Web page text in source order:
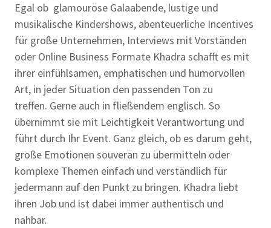
Egal ob glamouröse Galaabende, lustige und
musikalische Kindershows, abenteuerliche Incentives
für große Unternehmen, Interviews mit Vorständen
oder Online Business Formate Khadra schafft es mit
ihrer einfühlsamen, emphatischen und humorvollen
Art, in jeder Situation den passenden Ton zu
treffen. Gerne auch in fließendem englisch. So
übernimmt sie mit Leichtigkeit Verantwortung und
führt durch Ihr Event. Ganz gleich, ob es darum geht,
große Emotionen souverän zu übermitteln oder
komplexe Themen einfach und verständlich für
jedermann auf den Punkt zu bringen. Khadra liebt
ihren Job und ist dabei immer authentisch und
nahbar.